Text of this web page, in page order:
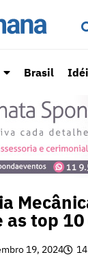
Brasil
top 10
19, 2024